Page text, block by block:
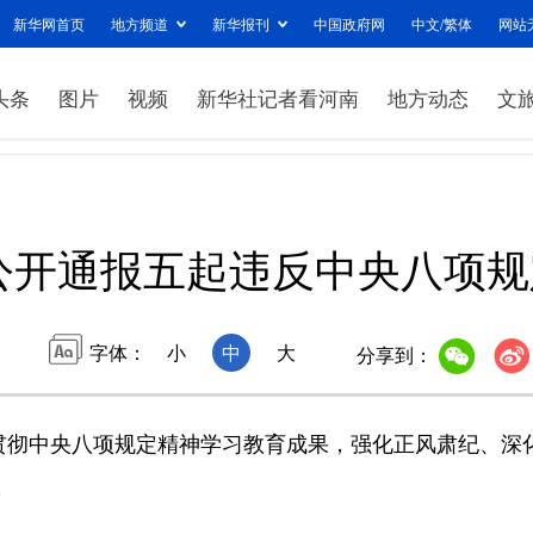
新华网首页 地方频道 新华报刊 中国政府网 中文/繁体 网站
条 图片 视频 新华社记者看河南 地方动态 文
通报五起违反中央八项
字体： 小 中 大 分享到：
央八项规定精神学习教育成果，强化正风肃纪、深